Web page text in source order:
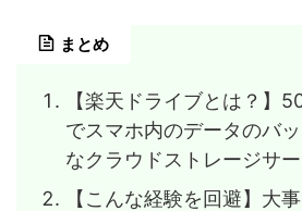
まとめ
【楽天ドライブとは？】
でスマホ内のデータのバ
なクラウドストレージサー
【こんな経験を回避】大